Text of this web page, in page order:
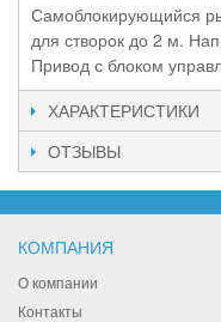
Самоблокирующийся
для створок до 2 м.
Привод с блоком
ХАРАКТЕРИСТИКИ
ОТЗЫВЫ
КОМПАНИЯ
О компании
Контакты